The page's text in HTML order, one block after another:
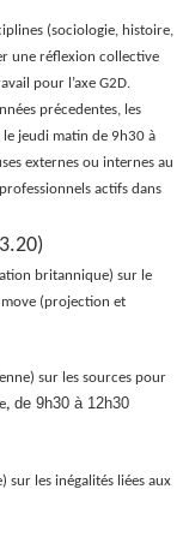
(sociologie, histoire,
une réflexion collective
pour l’axe G2D.
précedentes, les
jeudi matin de 9h30 à
externes ou internes au
actifs dans
britannique) sur le
(projection et
sur les sources pour
, de 9h30 à 12h30
sur les inégalités liées aux